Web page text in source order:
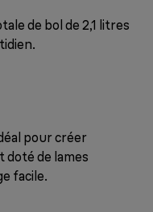
de bol de 2,1 litres
pour créer
doté de lames
facile.